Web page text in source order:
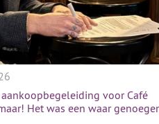
voor Café
Het was een waar